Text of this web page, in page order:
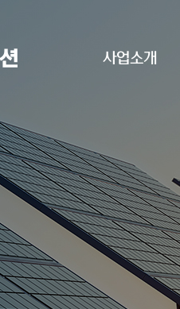
사업소개